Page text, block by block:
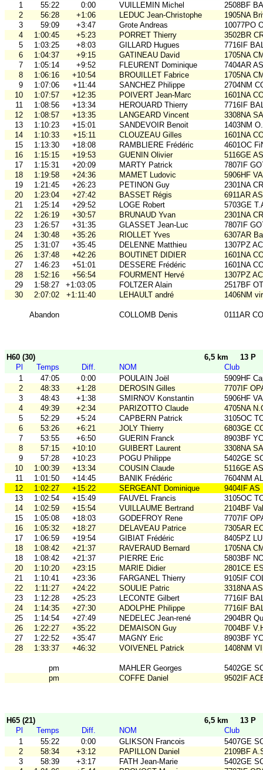
1
55:22 0:00 VUILLEMIN Michel
2508BF
2
56:28 +1:06 LEDUC Jean-Christophe
1905NA
3
59:09 +3:47 Grote Andreas
10077PO
4
1:00:45 +5:23 PORRET Thierry
3502BR
5
1:03:25 +8:03 GILLARD Hugues
7716IF
6
1:04:37 +9:15 GATINEAU David
1705NA
7
1:05:14 +9:52 FLEURENT Dominique
7404AR
8
1:06:16 +10:54 BROUILLET Fabrice
1705NA
9
1:07:06 +11:44 SANCHEZ Philippe
2704NM
10
1:07:57 +12:35 POIVERT Jean-Marc
1601NA
11
1:08:56 +13:34 HEROUARD Thierry
7716IF
12
1:08:57 +13:35 LANGEARD Vincent
3308NA
13
1:10:23 +15:01 SANDEVOIR Benoit
1403NM
14
1:10:33 +15:11 CLOUZEAU Gilles
1601NA
15
1:13:30 +18:08 RAMBLIERE Frédéric
4601OC
16
1:15:15 +19:53 GUENIN Olivier
5116GE
17
1:15:31 +20:09 MARTY Patrick
7807IF
18
1:19:58 +24:36 MAMET Ludovic
5906HF
19
1:21:45 +26:23 PETINON Guy
2301NA
20
1:23:04 +27:42 BASSET Régis
6911AR
21
1:25:14 +29:52 LOGE Robert
5703GE
22
1:26:19 +30:57 BRUNAUD Yvan
2301NA
23
1:26:57 +31:35 GLASSET Jean-Luc
7807IF
24
1:30:48 +35:26 RIOLLET Yves
6307AR
25
1:31:07 +35:45 DELENNE Matthieu
1307PZ
26
1:37:48 +42:26 BOUTINET DIDIER
1601NA
27
1:46:23 +51:01 DESSERE Frédéric
1601NA
28
1:52:16 +56:54 FOURMENT Hervé
1307PZ
29
1:58:27 +1:03:05 FOLTZER Alain
2517BF
30
2:07:02 +1:11:40 LEHAULT andré 1406NM
Abandon COLLOMB Denis 0111AR
H60 (30) 6,5 km
13 P
Pl
Temps Diff. NOM
Club
1
47:05 0:00 POULAIN Joël
5909HF
2
48:33 +1:28 DEROSIN Gilles
7707IF
3
48:43 +1:38 SMIRNOV Konstantin
5906HF
4
49:39 +2:34 PARIZOTTO Claude
4705NA
5
52:29 +5:24 CAPBERN Patrick
3105OC
6
53:26 +6:21 JOLY Thierry
6803GE
7
53:55 +6:50 GUERIN Franck
8903BF
8
57:15 +10:10 GUIBERT Laurent
3308NA
9
57:28 +10:23 POGU Philippe
5402GE
10
1:00:39 +13:34 COUSIN Claude
5116GE
11
1:01:50 +14:45 BANIK Frédéric
7604NM
12
1:02:27 +15:22 SERGEANT Dominique
9404IF AS
13
1:02:54 +15:49 FAUVEL Francis
3105OC
14
1:02:59 +15:54 VUILLAUME Bertrand
2104BF
15
1:05:08 +18:03 GODEFROY Rene
7707IF
16
1:05:32 +18:27 DELAVEAU Patrice
7305AR
17
1:06:59 +19:54 GIBIAT Frédéric
8405PZ
18
1:08:42 +21:37 RAVERAUD Bernard
1705NA
18
1:08:42 +21:37 PIERRE Eric
5803BF
20
1:10:20 +23:15 MARIE Didier
2801CE
21
1:10:41 +23:36 FARGANEL Thierry
9105IF
22
1:11:27 +24:22 SOULIE Patric
3318NA
23
1:12:28 +25:23 LECONTE Gilbert
7716IF
24
1:14:35 +27:30 ADOLPHE Philippe
7716IF
25
1:14:54 +27:49 NEDELEC Jean-rené
2904BR
26
1:22:27 +35:22 DEMAISON Guy
7004BF
27
1:22:52 +35:47 MAGNY Eric
8903BF
28
1:33:37 +46:32 VOIVENEL Patrick 1408NM
pm MAHLER Georges
5402GE
pm
COFFE Daniel 9502IF
H65 (21) 6,5 km
13 P
Pl
Temps Diff. NOM
Club
1
55:22 0:00 GLIKSON Francois
5407GE
2
58:34 +3:12 PAPILLON Daniel
2109BF
3
58:39 +3:17 FATH Jean-Marie
5402GE